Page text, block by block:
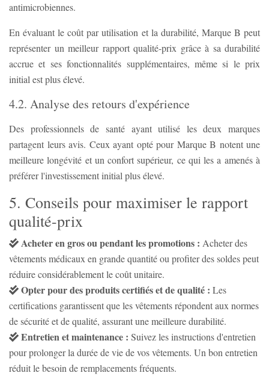
antimicrobiennes.
En évaluant le coût par utilisation et la durabilité, Marque B peut
représenter un meilleur rapport qualité-prix grâce à sa durabilité
accrue et ses fonctionnalités supplémentaires, même si le prix
initial est plus élevé.
4.2. Analyse des retours d'expérience
Des professionnels de santé ayant utilisé les deux marques
partagent leurs avis. Ceux ayant opté pour Marque B notent une
meilleure longévité et un confort supérieur, ce qui les a amenés à
préférer l'investissement initial plus élevé.
5. Conseils pour maximiser le rapport
qualité-prix
Acheter en gros ou pendant les promotions : Acheter des
vêtements médicaux en grande quantité ou profiter des soldes peut
réduire considérablement le coût unitaire.
Opter pour des produits certifiés et de qualité : Les
certifications garantissent que les vêtements répondent aux normes
de sécurité et de qualité, assurant une meilleure durabilité.
Entretien et maintenance : Suivez les instructions d'entretien
pour prolonger la durée de vie de vos vêtements. Un bon entretien
réduit le besoin de remplacements fréquents.